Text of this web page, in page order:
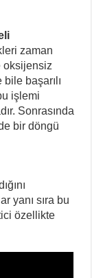
zaman
oksijensiz
başarılı
işlemi
Sonrasında
bir döngü
yanı sıra bu
özellikte